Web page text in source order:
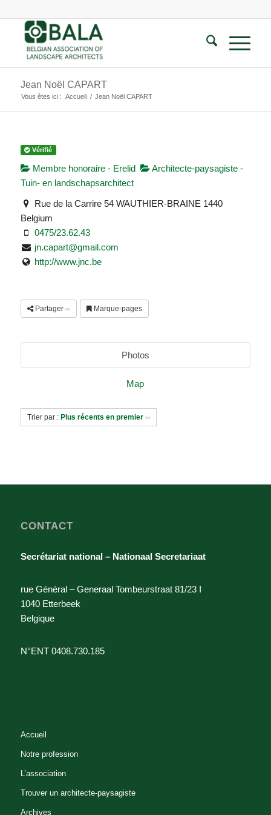
Jean Noël CAPART
Vous êtes ici : Accueil / Jean Noël CAPART
Vérifié
Membre honoraire - Erelid
Architecte-paysagiste -
Tuin- en landschapsarchitect
Rue de la Carrire 54 WAUTHIER-BRAINE 1440
Belgium
0475/23.62.43
jn.capart@gmail.com
http://www.jnc.be
Partager Marque-pages
Photos
Map
Trier par : Plus récents en premier
CONTACT
Secrétariat national – Nationaal Secretariaat
rue Général – Generaal Tombeurstraat 81/23 I
1040 Etterbeek
Belgique
N°ENT 0408.730.185
Accueil
Notre profession
L’association
Trouver un architecte-paysagiste
Archives